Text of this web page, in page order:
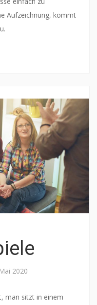
Aufzeichnung, kommt
2020
man sitzt in einem